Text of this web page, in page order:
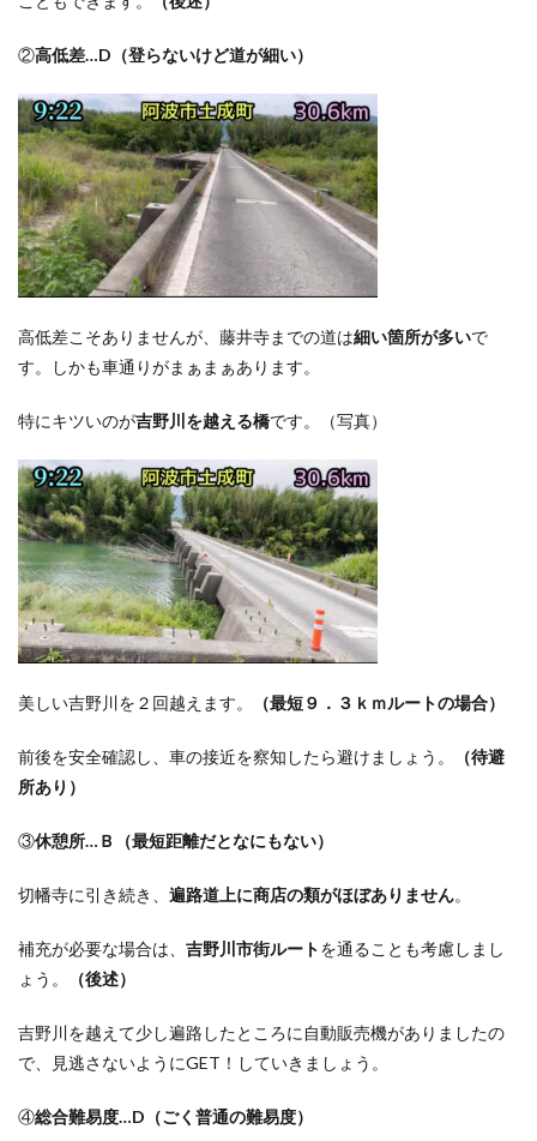
②高低差…D（登らないけど道が細い）
高低差こそありませんが、藤井寺までの道は細い箇所が多いで
す。しかも車通りがまぁまぁあります。
特にキツいのが吉野川を越える橋です。（写真）
美しい吉野川を２回越えます。 （最短９．３ｋｍルートの場合）
前後を安全確認し、車の接近を察知したら避けましょう。
（待避
所あり）
③休憩所…Ｂ（最短距離だとなにもない）
切幡寺に引き続き、 遍路道上に商店の類がほぼありません。
補充が必要な場合は、 吉野川市街ルートを通ることも考慮しまし
ょう。
（後述）
吉野川を越えて少し遍路したところに自動販売機がありましたの
で、見逃さないようにGET！していきましょう。
④総合難易度…D（ごく普通の難易度）